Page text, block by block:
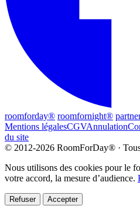
roomforday® roomfornight®
Mentions légalesCGVAnnulation
du site
© 2012-2026 RoomForDay® ·
Nous utilisons des cookies pour le
votre accord, la mesure d’audience.
Refuser Accepter